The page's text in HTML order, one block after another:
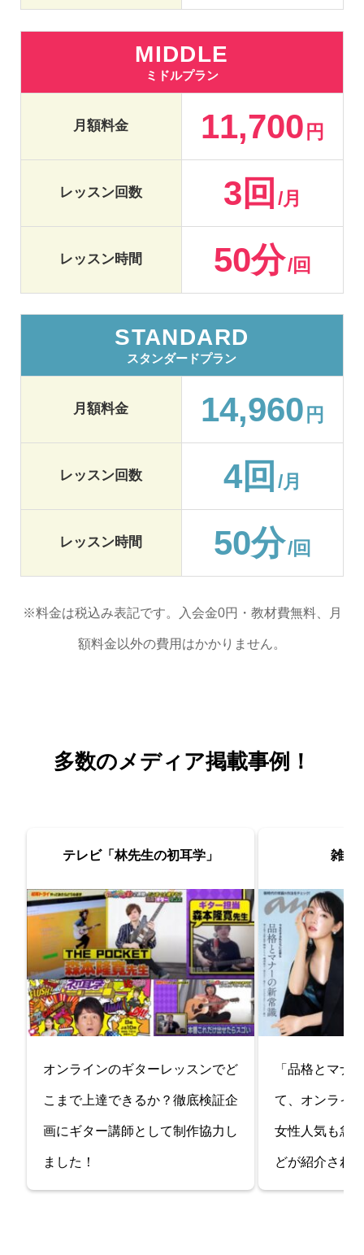
MIDDLE
ミドルプラン
月額料金 11,700 円
レッスン回数 3回 /月
レッスン時間 50分/回
STANDARD
スタンダードプラン
月額料金 14,960 円
レッスン回数 4回 /月
レッスン時間 50分/回
※料金は税込み表記です。入会金0円・教材費無料、月
額料金以外の費用はかかりません。
多数のメディア掲載事例！
テレビ「林先生の初耳学」
オンラインのギターレッスンでど
こまで上達できるか？徹底検証企
画にギター講師として制作協力し
ました！
雑誌
「品格とマナ
て、オンライ
女性人気も急
どが紹介され